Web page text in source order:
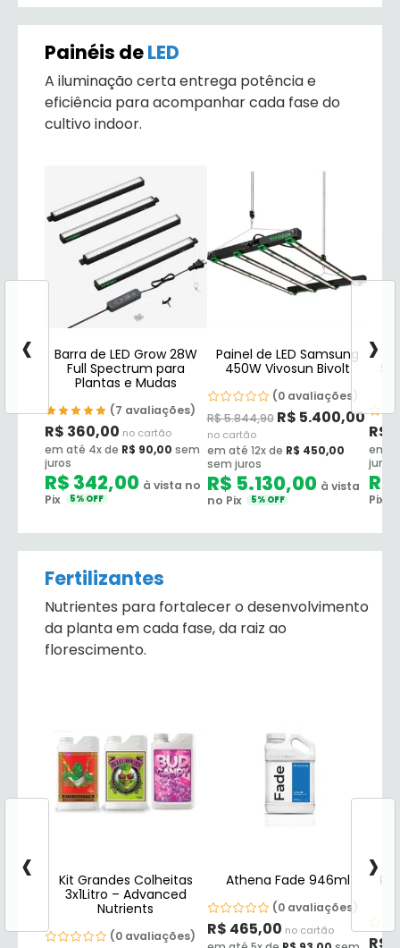
Painéis deLED
A iluminação certa entrega potência e
eficiência para acompanhar cada fase do
cultivo indoor.
Barra de LED Grow 28W
Full Spectrum para
Plantas e Mudas
(7 avaliações)
R$ 360,00 no cartão
em até 4x de R$ 90,00 sem
juros
R$ 342,00 à vista no
Pix
5% OFF
Painel de LED Samsung
450W Vivosun Bivolt
(0 avaliações)
R$5.844,90 R$ 5.400,00
no cartão
em até 12x de R$ 450,00
sem juros
R$ 5.130,00 à vista
no Pix
5% OFF
R$
em
juros
R$
Pix
‹ ›
Fertilizantes
Nutrientes para fortalecer o desenvolvimento
da planta em cada fase, da raiz ao
florescimento.
Kit Grandes Colheitas
3x1Litro – Advanced
Nutrients
(0 avaliações)
Athena Fade 946ml
(0 avaliações)
R$ 465,00 no cartão
R$
‹ ›